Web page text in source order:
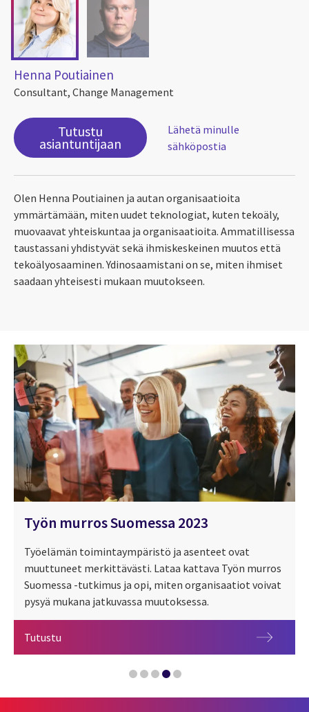
Henna Poutiainen
Consultant, Change Management
Tutustu
asiantuntijaan
Lähetä minulle
sähköpostia
Olen Henna Poutiainen ja autan organisaatioita
ymmärtämään, miten uudet teknologiat, kuten tekoäly,
muovaavat yhteiskuntaa ja organisaatioita. Ammatillisessa
taustassani yhdistyvät sekä ihmiskeskeinen muutos että
tekoälyosaaminen. Ydinosaamistani on se, miten ihmiset
saadaan yhteisesti mukaan muutokseen.
Tekoäly yrityksille ja organisaatioille
Muutosjohtaminen
Tekoälyn ostajan opas
Työn murros Suomessa 2023
Työelämän toimintaympäristö ja asenteet ovat
muuttuneet merkittävästi. Lataa kattava Työn murros
Suomessa -tutkimus ja opi, miten organisaatiot voivat
pysyä mukana jatkuvassa muutoksessa.
Tutustu
Tekoälypodcast - Älykästä tekoa